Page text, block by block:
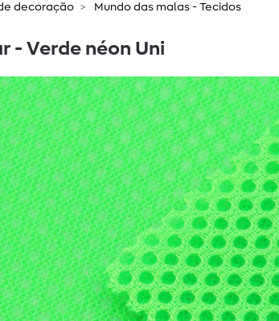
decoração Mundo das malas - Tecidos
- Verde néon Uni